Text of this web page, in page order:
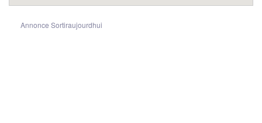
Annonce Sortiraujourdhui